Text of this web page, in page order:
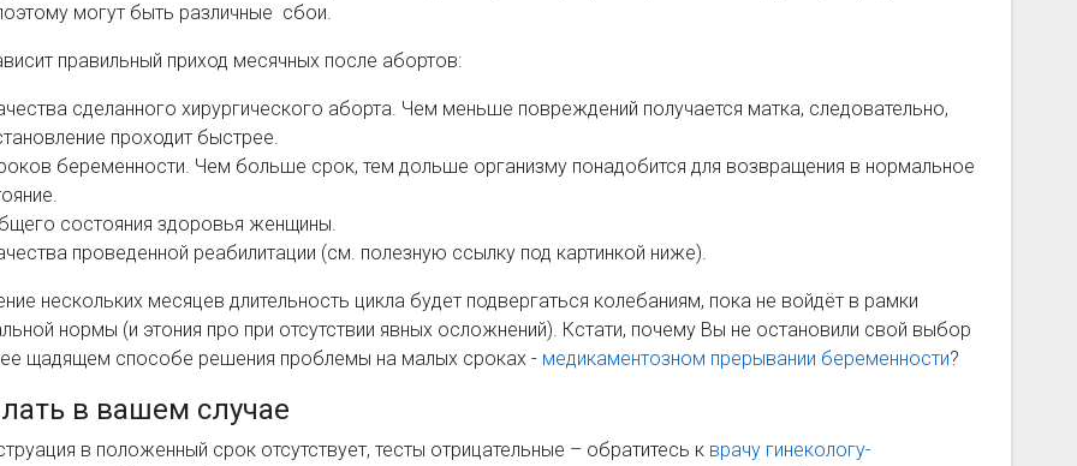
могут быть различные сбои.
правильный приход месячных после абортов:
сделанного хирургического аборта. Чем меньше повреждений получается матка, следовательно,
проходит быстрее.
беременности. Чем больше срок, тем дольше организму понадобится для возвращения в нормальное
состояния здоровья женщины.
проведенной реабилитации (см. полезную ссылку под картинкой ниже).
нескольких месяцев длительность цикла будет подвергаться колебаниям, пока не войдёт в рамки
нормы (и этония про при отсутствии явных осложнений). Кстати, почему Вы не остановили свой выбор
щадящем способе решения проблемы на малых сроках - медикаментозном прерывании беременности?
в вашем случае
в положенный срок отсутствует, тесты отрицательные – обратитесь к врачу гинекологу-